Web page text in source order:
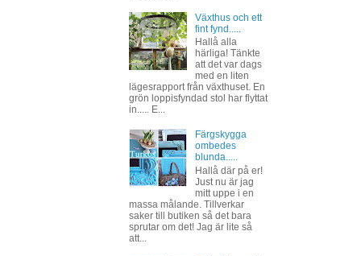
Växthus och ett
fint fynd.....
Hallå alla
härliga! Tänkte
att det var dags
med en liten
lägesrapport från växthuset. En
grön loppisfyndad stol har flyttat
in..... E...
Färgskygga
ombedes
blunda.....
Hallå där på er!
Just nu är jag
mitt uppe i en
massa målande. Tillverkar
saker till butiken så det bara
sprutar om det! Jag är lite så
att...